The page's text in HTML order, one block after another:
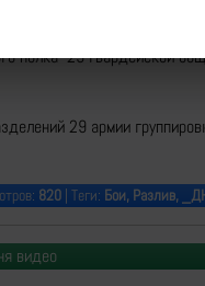
воинов-дальневосточников
полка 29 гвардейской
29 армии
820| Теги: Бои, Разлив,
видео